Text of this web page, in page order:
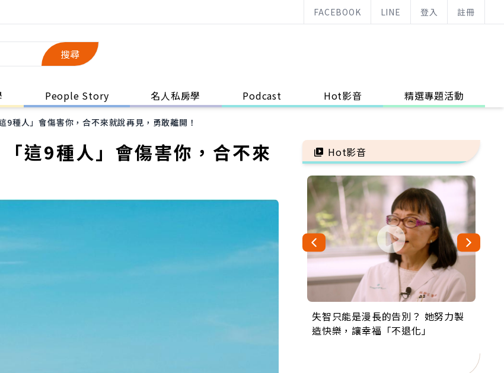
FACEBOOK LINE 登入 註冊
搜尋
People Story 名人私房學 Podcast Hot影音 精選專題活動
9種人」會傷害你，合不來就說再見，勇敢離開！
這9種人」會傷害你，合不來
Hot影音
失智只能是漫長的告別？ 她努力製
造快樂，讓幸福「不退化」
來自剛果的巧克力神父 為台灣奉獻
36年 「台灣是我的家，我連作夢都
63歲卸矽谷副總、搬回台灣找快
樂！「蛋黃哥小丑」走進安養院，
104歲打破金氏世界紀錄 成為全球
最年長羽球選手，分享長壽的秘密
事業巔峰他選擇追夢…黑手阿伯拉
小提琴還登上小巨蛋！連CNN都大